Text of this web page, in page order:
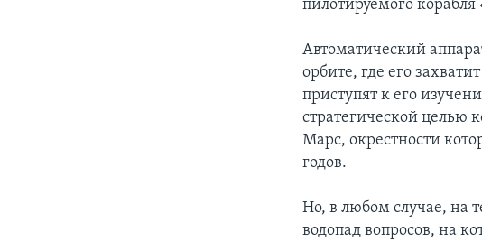
пилотируемого
Автоматический
орбите, где его
приступят к его
стратегической
Марс, окрестности
годов.
Но, в любом случае, на
водопад вопросов, на